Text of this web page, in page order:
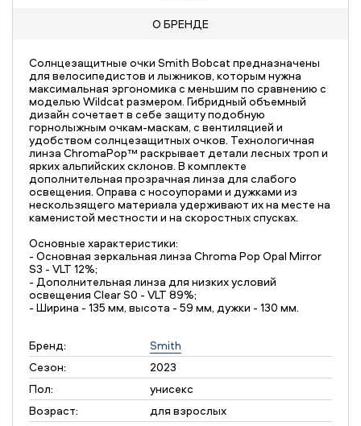
О БРЕНДЕ
Солнцезащитные очки Smith Bobcat предназначены
для велосипедистов и лыжников, которым нужна
максимальная эргономика с меньшим по сравнению с
моделью Wildcat размером. Гибридный объемный
дизайн сочетает в себе защиту подобную
горнолыжным очкам-маскам, с вентиляцией и
удобством солнцезащитных очков. Технологичная
линза ChromaPop™ раскрывает детали лесных троп и
ярких альпийских склонов. В комплекте
дополнительная прозрачная линза для слабого
освещения. Оправа с носоупорами и дужками из
нескользящего материала удерживают их на месте на
каменистой местности и на скоростных спусках.
Основные характеристики:
- Основная зеркальная линза Chroma Pop Opal Mirror
S3 - VLT 12%;
- Дополнительная линза для низких условий
освещения Clear S0 - VLT 89%;
- Ширина - 135 мм, высота - 59 мм, дужки - 130 мм.
Бренд:
Smith
Сезон:
2023
Пол:
унисекс
Возраст:
для взрослых